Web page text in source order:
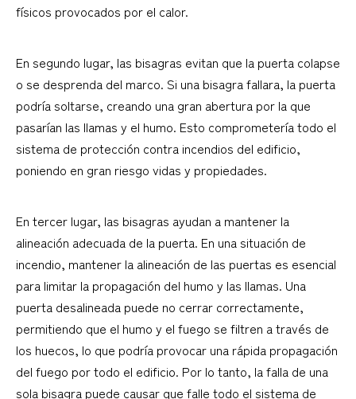
físicos provocados por el calor.
En segundo lugar, las bisagras evitan que la puerta colapse
o se desprenda del marco. Si una bisagra fallara, la puerta
podría soltarse, creando una gran abertura por la que
pasarían las llamas y el humo. Esto comprometería todo el
sistema de protección contra incendios del edificio,
poniendo en gran riesgo vidas y propiedades.
En tercer lugar, las bisagras ayudan a mantener la
alineación adecuada de la puerta. En una situación de
incendio, mantener la alineación de las puertas es esencial
para limitar la propagación del humo y las llamas. Una
puerta desalineada puede no cerrar correctamente,
permitiendo que el humo y el fuego se filtren a través de
los huecos, lo que podría provocar una rápida propagación
del fuego por todo el edificio. Por lo tanto, la falla de una
sola bisagra puede causar que falle todo el sistema de